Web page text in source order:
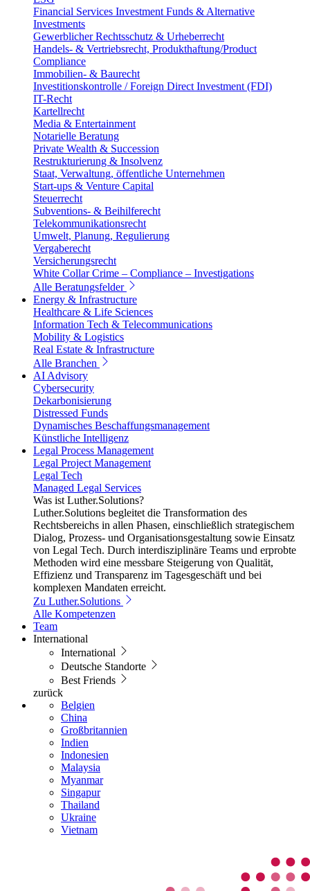
Financial Services Investment Funds & Alternative
Investments
Gewerblicher Rechtsschutz & Urheberrecht
Handels- & Vertriebsrecht, Produkthaftung/Product
Compliance
Immobilien- & Baurecht
Investitionskontrolle / Foreign Direct Investment (FDI)
IT-Recht
Kartellrecht
Media & Entertainment
Notarielle Beratung
Private Wealth & Succession
Restrukturierung & Insolvenz
Staat, Verwaltung, öffentliche Unternehmen
Start-ups & Venture Capital
Steuerrecht
Subventions- & Beihilferecht
Telekommunikationsrecht
Umwelt, Planung, Regulierung
Vergaberecht
Versicherungsrecht
White Collar Crime – Compliance – Investigations
Alle Beratungsfelder
Energy & Infrastructure
Healthcare & Life Sciences
Information Tech & Telecommunications
Mobility & Logistics
Real Estate & Infrastructure
Alle Branchen
AI Advisory
Cybersecurity
Dekarbonisierung
Distressed Funds
Dynamisches Beschaffungsmanagement
Künstliche Intelligenz
Legal Process Management
Legal Project Management
Legal Tech
Managed Legal Services
Was ist Luther.Solutions?
Luther.Solutions begleitet die Transformation des
Rechtsbereichs in allen Phasen, einschließlich strategischem
Dialog, Prozess- und Organisationsgestaltung sowie Einsatz
von Legal Tech. Durch interdisziplinäre Teams und erprobte
Methoden wird eine messbare Steigerung von Qualität,
Effizienz und Transparenz im Tagesgeschäft und bei
komplexen Mandaten erreicht.
Zu Luther.Solutions
Alle Kompetenzen
Team
International
International
Deutsche Standorte
Best Friends
zurück
Belgien
China
Großbritannien
Indien
Indonesien
Malaysia
Myanmar
Singapur
Thailand
Ukraine
Vietnam